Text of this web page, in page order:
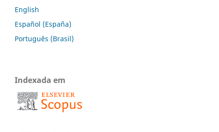
English
Español (España)
Português (Brasil)
Indexada em